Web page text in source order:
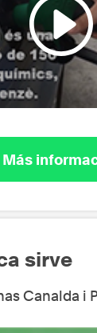
Más
sirve
Canalda i